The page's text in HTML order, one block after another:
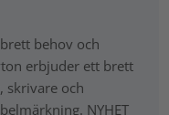
behov och
erbjuder ett brett
skrivare och
NYHET